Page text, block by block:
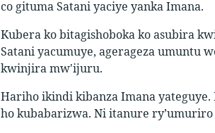
co gituma Satani yaciye yanka Imana.
Kubera ko bitagishoboka ko asubira
Satani yacumuye, agerageza umuntu
kwinjira mw'ijuru.
Hariho ikindi kibanza Imana
ho kubabarizwa. Ni itanure